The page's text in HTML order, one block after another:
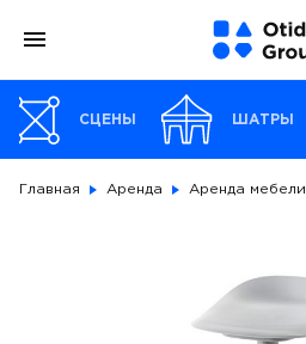
СЦЕНЫ ШАТРЫ
Главная Аренда Аренда мебели